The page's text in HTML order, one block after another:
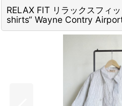
RELAX FIT リラックスフィ
shirts“ Wayne Contry